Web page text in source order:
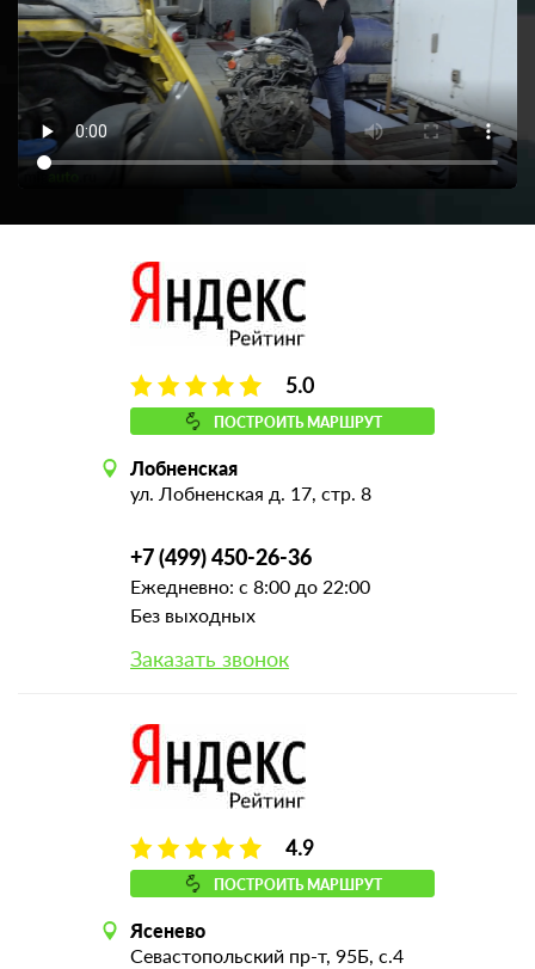
5.0
ПОСТРОИТЬ МАРШРУТ
Лобненская
ул. Лобненская д. 17, стр. 8
+7 (499) 450-26-36
Ежедневно: с 8:00 до 22:00
Без выходных
Заказать звонок
4.9
ПОСТРОИТЬ МАРШРУТ
Ясенево
Севастопольский пр-т, 95Б, с.4